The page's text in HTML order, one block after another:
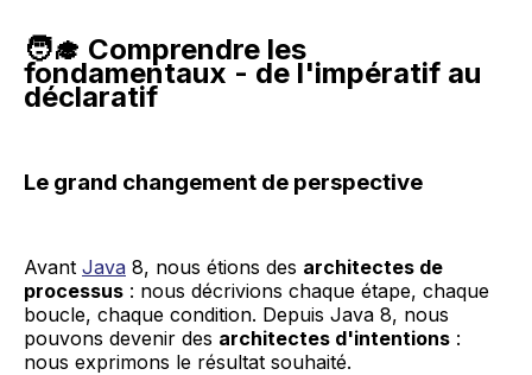
🧑‍🎓 Comprendre les
fondamentaux - de l'impératif au
déclaratif
Le grand changement de perspective
Avant Java 8, nous étions des architectes de
processus : nous décrivions chaque étape, chaque
boucle, chaque condition. Depuis Java 8, nous
pouvons devenir des architectes d'intentions :
nous exprimons le résultat souhaité.